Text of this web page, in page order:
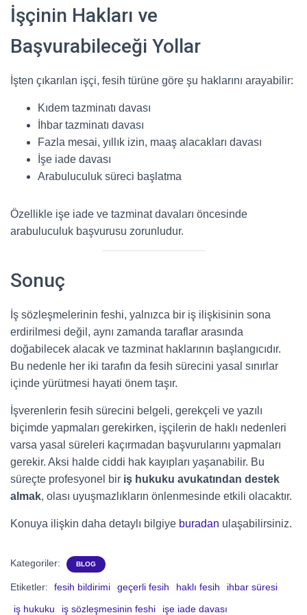
İşçinin Hakları ve
Başvurabileceği Yollar
İşten çıkarılan işçi, fesih türüne göre şu haklarını arayabilir:
Kıdem tazminatı davası
İhbar tazminatı davası
Fazla mesai, yıllık izin, maaş alacakları davası
İşe iade davası
Arabuluculuk süreci başlatma
Özellikle işe iade ve tazminat davaları öncesinde
arabuluculuk başvurusu zorunludur.
Sonuç
İş sözleşmelerinin feshi, yalnızca bir iş ilişkisinin sona
erdirilmesi değil, aynı zamanda taraflar arasında
doğabilecek alacak ve tazminat haklarının başlangıcıdır.
Bu nedenle her iki tarafın da fesih sürecini yasal sınırlar
içinde yürütmesi hayati önem taşır.
İşverenlerin fesih sürecini belgeli, gerekçeli ve yazılı
biçimde yapmaları gerekirken, işçilerin de haklı nedenleri
varsa yasal süreleri kaçırmadan başvurularını yapmaları
gerekir. Aksi halde ciddi hak kayıpları yaşanabilir. Bu
süreçte profesyonel bir iş hukuku avukatından destek
almak, olası uyuşmazlıkların önlenmesinde etkili olacaktır.
Konuya ilişkin daha detaylı bilgiye buradan ulaşabilirsiniz.
Kategoriler: BLOG
Etiketler: fesih bildirimi geçerli fesih haklı fesih
ihbar süresi
iş hukuku
iş sözleşmesinin feshi
işe iade davası